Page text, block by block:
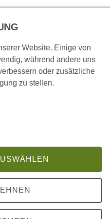
Zum Kontakt springen
Website. Einige von
während andere uns
oder zusätzliche
zu stellen.